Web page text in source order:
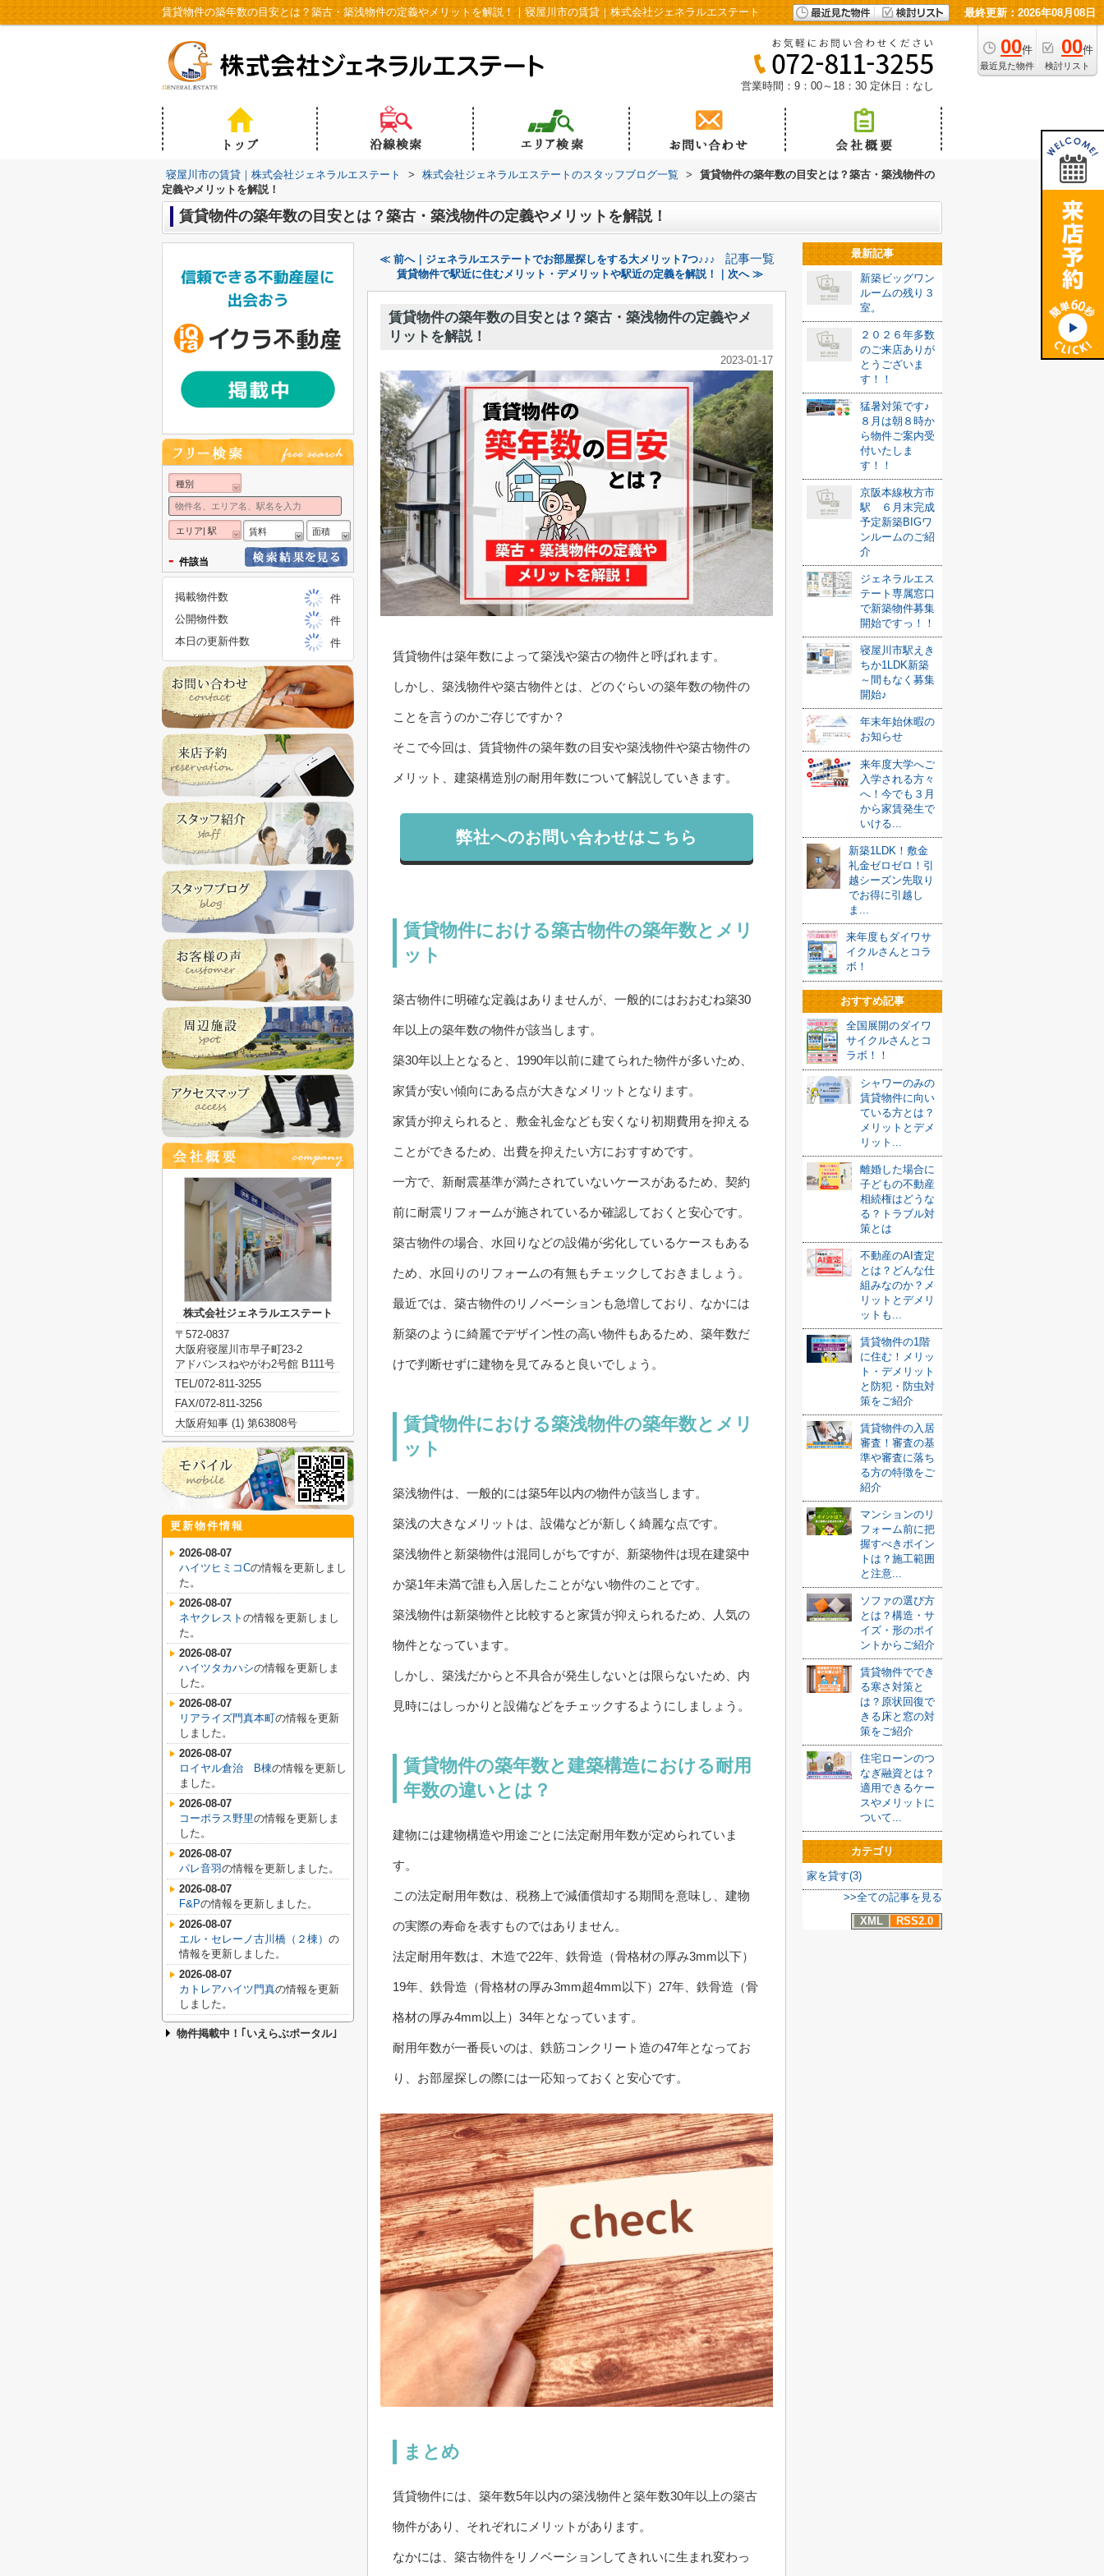
賃貸物件の築年数の目安とは？築古・築浅物件の定義やメリットを解説！｜寝屋川市の賃貸｜株式会社ジェネラルエステート 最終更新：2026年08月08日
00件
最近見た物件
00件
検討リスト
営業時間：9：00～18：30 定休日：なし
寝屋川市の賃貸｜株式会社ジェネラルエステート > 株式会社ジェネラルエステートのスタッフブログ一覧 >
賃貸物件の築年数の目安とは？築古・築浅物件の
定義やメリットを解説！
賃貸物件の築年数の目安とは？築古・築浅物件の定義やメリットを解説！
≪ 前へ｜ジェネラルエステートでお部屋探しをする大メリット7つ♪♪♪ 記事一覧
賃貸物件で駅近に住むメリット・デメリットや駅近の定義を解説！｜次へ ≫
賃貸物件の築年数の目安とは？築古・築浅物件の定義やメ
リットを解説！
2023-01-17
賃貸物件は築年数によって築浅や築古の物件と呼ばれます。
しかし、築浅物件や築古物件とは、どのぐらいの築年数の物件の
ことを言うのかご存じですか？
そこで今回は、賃貸物件の築年数の目安や築浅物件や築古物件の
メリット、建築構造別の耐用年数について解説していきます。
弊社へのお問い合わせはこちら
賃貸物件における築古物件の築年数とメリ
ット
築古物件に明確な定義はありませんが、一般的にはおおむね築30
年以上の築年数の物件が該当します。
築30年以上となると、1990年以前に建てられた物件が多いため、
家賃が安い傾向にある点が大きなメリットとなります。
家賃が抑えられると、敷金礼金なども安くなり初期費用を抑える
ことができるため、出費を抑えたい方におすすめです。
一方で、新耐震基準が満たされていないケースがあるため、契約
前に耐震リフォームが施されているか確認しておくと安心です。
築古物件の場合、水回りなどの設備が劣化しているケースもある
ため、水回りのリフォームの有無もチェックしておきましょう。
最近では、築古物件のリノベーションも急増しており、なかには
新築のように綺麗でデザイン性の高い物件もあるため、築年数だ
けで判断せずに建物を見てみると良いでしょう。
賃貸物件における築浅物件の築年数とメリ
ット
築浅物件は、一般的には築5年以内の物件が該当します。
築浅の大きなメリットは、設備などが新しく綺麗な点です。
築浅物件と新築物件は混同しがちですが、新築物件は現在建築中
か築1年未満で誰も入居したことがない物件のことです。
築浅物件は新築物件と比較すると家賃が抑えられるため、人気の
物件となっています。
しかし、築浅だからと不具合が発生しないとは限らないため、内
見時にはしっかりと設備などをチェックするようにしましょう。
賃貸物件の築年数と建築構造における耐用
年数の違いとは？
建物には建物構造や用途ごとに法定耐用年数が定められていま
す。
この法定耐用年数は、税務上で減価償却する期間を意味し、建物
の実際の寿命を表すものではありません。
法定耐用年数は、木造で22年、鉄骨造（骨格材の厚み3mm以下）
19年、鉄骨造（骨格材の厚み3mm超4mm以下）27年、鉄骨造（骨
格材の厚み4mm以上）34年となっています。
耐用年数が一番長いのは、鉄筋コンクリート造の47年となってお
り、お部屋探しの際には一応知っておくと安心です。
まとめ
賃貸物件には、築年数5年以内の築浅物件と築年数30年以上の築古
物件があり、それぞれにメリットがあります。
なかには、築古物件をリノベーションしてきれいに生まれ変わっ
最新記事
新築ビッグワン
ルームの残り３
室。
２０２６年多数
のご来店ありが
とうございま
す！！
猛暑対策です♪
８月は朝８時か
ら物件ご案内受
付いたしま
す！！
京阪本線枚方市
駅 ６月末完成
予定新築BIGワ
ンルームのご紹
介
ジェネラルエス
テート専属窓口
で新築物件募集
開始ですっ！！
寝屋川市駅えき
ちか1LDK新築
～間もなく募集
開始♪
年末年始休暇の
お知らせ
来年度大学へご
入学される方々
へ！今でも３月
から家賃発生で
いける...
新築1LDK！敷金
礼金ゼロゼロ！引
越シーズン先取り
でお得に引越し
ま...
来年度もダイワサ
イクルさんとコラ
ボ！
おすすめ記事
全国展開のダイワ
サイクルさんとコ
ラボ！！
シャワーのみの
賃貸物件に向い
ている方とは？
メリットとデメ
リット...
離婚した場合に
子どもの不動産
相続権はどうな
る？トラブル対
策とは
不動産のAI査定
とは？どんな仕
組みなのか？メ
リットとデメリ
ットも...
賃貸物件の1階
に住む！メリッ
ト・デメリット
と防犯・防虫対
策をご紹介
賃貸物件の入居
審査！審査の基
準や審査に落ち
る方の特徴をご
紹介
マンションのリ
フォーム前に把
握すべきポイン
トは？施工範囲
と注意...
ソファの選び方
とは？構造・サ
イズ・形のポイ
ントからご紹介
賃貸物件ででき
る寒さ対策と
は？原状回復で
きる床と窓の対
策をご紹介
住宅ローンのつ
なぎ融資とは？
適用できるケー
スやメリットに
ついて...
カテゴリ
家を貸す(3)
>>全ての記事を見る
XML
RSS2.0
種別
エリア| 駅 賃料 面積
- 件該当
掲載物件数
件
公開物件数
件
本日の更新件数
件
株式会社ジェネラルエステート
〒572-0837
大阪府寝屋川市早子町23-2
アドバンスねやがわ2号館 B111号
TEL/072-811-3255
FAX/072-811-3256
大阪府知事 (1) 第63808号
更新物件情報
2026-08-07
ハイツヒミコCの情報を更新しまし
た。
2026-08-07
ネヤクレスト の情報を更新しまし
た。
2026-08-07
ハイツタカハシの情報を更新しま
した。
2026-08-07
リアライズ門真本町の情報を更新
しました。
2026-08-07
ロイヤル倉治 B棟の情報を更新し
ました。
2026-08-07
コーポラス野里の情報を更新しま
した。
2026-08-07
パレ音羽の情報を更新しました。
2026-08-07
F&Pの情報を更新しました。
2026-08-07
エル・セレーノ古川橋（２棟） の
情報を更新しました。
2026-08-07
カトレアハイツ門真の情報を更新
しました。
物件掲載中！｢いえらぶポータル｣